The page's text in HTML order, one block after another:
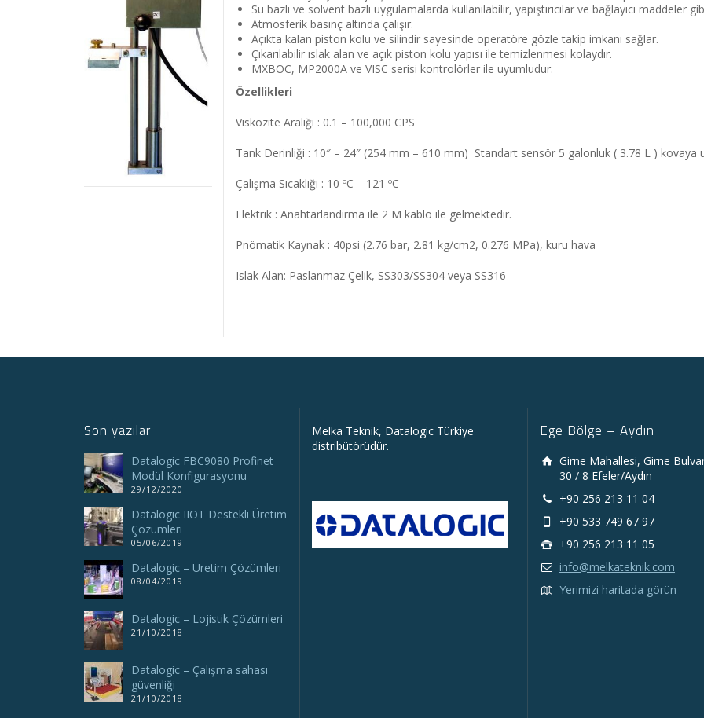
Su bazlı ve solvent bazlı uygulamalarda kullanılabilir, yapıştırıcılar ve bağlayıcı maddeler
Atmosferik basınç altında çalışır.
Açıkta kalan piston kolu ve silindir sayesinde operatöre gözle takip imkanı sağlar.
Çıkarılabilir ıslak alan ve açık piston kolu yapısı ile temizlenmesi kolaydır.
MXBOC, MP2000A ve VISC serisi kontrolörler ile uyumludur.
Özellikleri
Viskozite Aralığı : 0.1 – 100,000 CPS
Tank Derinliği : 10″ – 24″ (254 mm – 610 mm) Standart sensör 5 galonluk ( 3.78 L ) kovaya
Çalışma Sıcaklığı : 10 ºC – 121 ºC
Elektrik : Anahtarlandırma ile 2 M kablo ile gelmektedir.
Pnömatik Kaynak : 40psi (2.76 bar, 2.81 kg/cm2, 0.276 MPa), kuru hava
Islak Alan: Paslanmaz Çelik, SS303/SS304 veya SS316
Son yazılar
Datalogic FBC9080 Profinet
Modül Konfigurasyonu
29/12/2020
Datalogic IIOT Destekli Üretim
Çözümleri
05/06/2019
Datalogic – Üretim Çözümleri
08/04/2019
Datalogic – Lojistik Çözümleri
21/10/2018
Datalogic – Çalışma sahası
güvenliği
21/10/2018
Melka Teknik, Datalogic Türkiye
distribütörüdür.
Ege Bölge – Aydın
Girne Mahallesi, Girne
30 / 8 Efeler/Aydın
+90 256 213 11 04
+90 533 749 67 97
+90 256 213 11 05
info@melkateknik.com
Yerimizi haritada görün